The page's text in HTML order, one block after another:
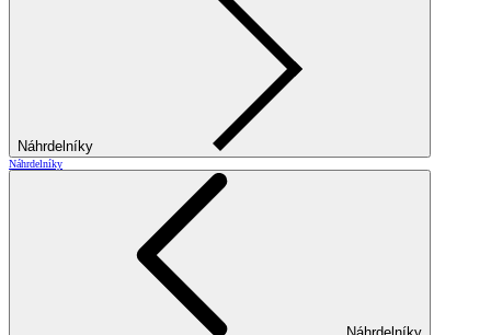
Náhrdelníky
Náhrdelníky
Náhrdelníky